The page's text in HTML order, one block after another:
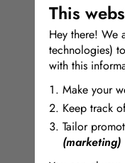
This
Hey there! We
technologies)
with this
Make your
Keep track
Tailor
(marketing)